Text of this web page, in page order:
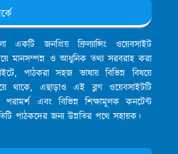
একটি জনপ্রিয় ফ্রিল্যান্সিং ওয়েবসাইট
মানসম্পন্ন ও আধুনিক তথ্য সরবরাহ করা
পাঠকরা সহজ ভাষায় বিভিন্ন বিষয়ে
থাকে, এছাড়াও এই ব্লগ ওয়েবসাইটটি
পরামর্শ এবং বিভিন্ন শিক্ষামূলক কনটেন্ট
পাঠকদের জন্য উন্নতির পথে সহায়ক।